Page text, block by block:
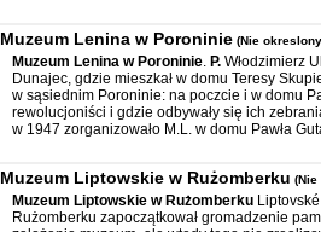
Muzeum Lenina w Poroninie (Nie
Muzeum Lenina w Poroninie. P. Włodzimierz
Dunajec, gdzie mieszkał w domu Teresy
w sąsiednim Poroninie: na poczcie i w domu
rewolucjoniści i gdzie odbywały się ich
w 1947 zorganizowało M.L. w domu Pawła
Muzeum Liptowskie w Rużomberku (Nie
Muzeum Liptowskie w Rużomberku
Rużomberku zapoczątkował gromadzenie